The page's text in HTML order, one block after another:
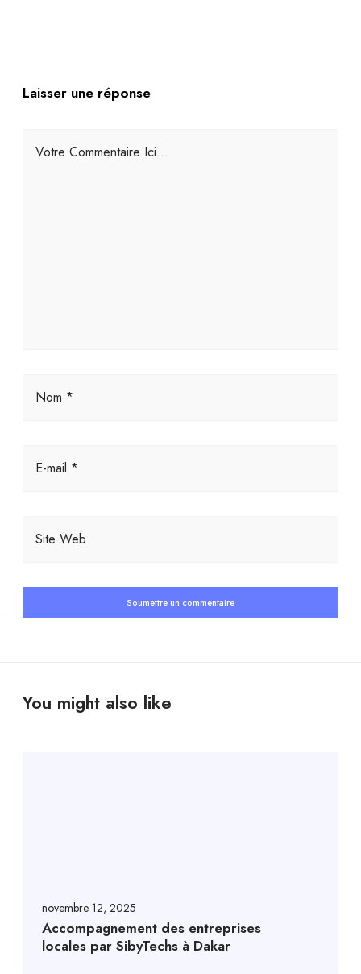
Laisser une réponse
Votre Commentaire Ici...
Nom *
E-mail *
Site Web
You might also like
novembre 12, 2025
Accompagnement des entreprises
locales par SibyTechs à Dakar